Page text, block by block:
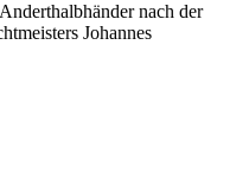
nach der
Johannes